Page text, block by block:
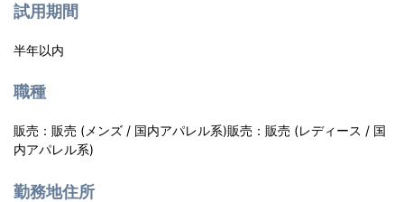
試用期間
半年以内
職種
販売：販売 (メンズ / 国内アパレル系)販売：販売 (レディース / 国
内アパレル系)
勤務地住所